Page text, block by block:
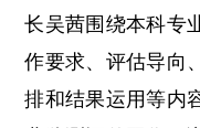
长吴茜围绕本科专
作要求、评估导向
排和结果运用等内